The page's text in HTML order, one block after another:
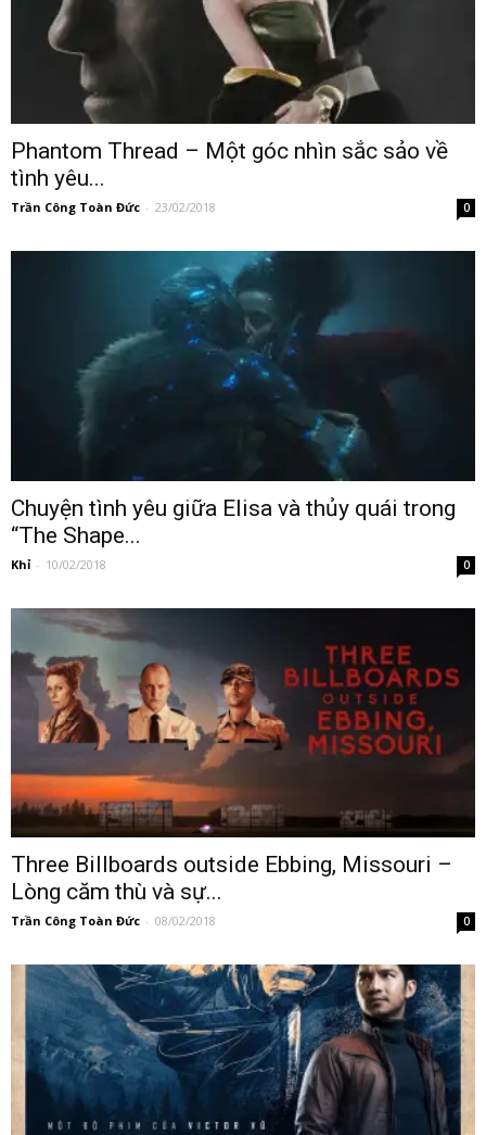
Phantom Thread – Một góc nhìn sắc sảo về
tình yêu...
Trần Công Toàn Đức - 23/02/2018 0
Chuyện tình yêu giữa Elisa và thủy quái trong
“The Shape...
Khỉ - 10/02/2018 0
Three Billboards outside Ebbing, Missouri –
Lòng căm thù và sự...
Trần Công Toàn Đức - 08/02/2018 0